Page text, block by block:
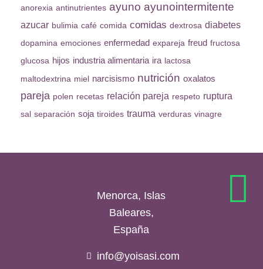
anorexia antinutrientes ayuno ayunointermitente
azucar bulimia café comida comidas dextrosa diabetes
dopamina emociones enfermedad expareja freud fructosa
glucosa hijos industria alimentaria ira lactosa
maltodextrina miel narcisismo nutrición oxalatos
pareja polen recetas relación pareja respeto ruptura
sal separación soja tiroides trauma verduras vinagre
Menorca, Islas
Baleares,
España
info@yoisasi.com